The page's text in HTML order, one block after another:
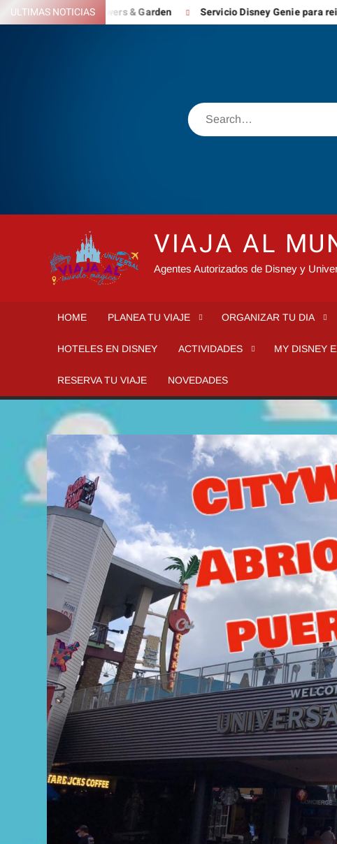
Skip
to
ULTIMAS NOTICIAS
& Garden Servicio Disney Genie para reinventar la
Search
VIAJA AL
Agentes Autorizados de Disney y
HOME PLANEA TU VIAJE ORGANIZAR TU DIA
HOTELES EN DISNEY ACTIVIDADES MY DISNEY
RESERVA TU VIAJE NOVEDADES